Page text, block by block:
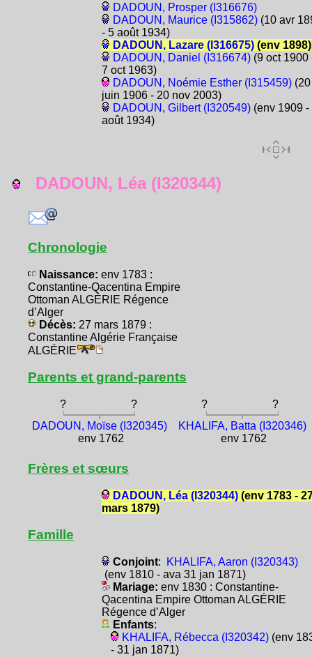
DADOUN, Prosper (I316676)
DADOUN, Maurice (I315862)(10 avr
- 5 août 1934)
DADOUN, Lazare (I316675)(env 1898)
DADOUN, Daniel (I316674)(9 oct 1900
7 oct 1963)
DADOUN, Noémie Esther (I315459)(20
juin 1906 - 20 nov 2003)
DADOUN, Gilbert (I320549)(env 1909 -
août 1934)
DADOUN, Léa (I320344)
Chronologie
Naissance: env 1783 :
Constantine-Qacentina Empire
Ottoman ALGÉRIE Régence
d’Alger
Décès: 27 mars 1879 :
Constantine Algérie Française
ALGÉRIE
Parents et grand-parents
? ? ?
?
DADOUN, Moïse (I320345)
env 1762
KHALIFA, Batta (I320346)
env 1762
Frères et sœurs
DADOUN, Léa (I320344)(env 1783 -
mars 1879)
Famille
Conjoint:
KHALIFA, Aaron (I320343)
(env 1810 - ava 31 jan 1871)
Mariage: env 1830 : Constantine-
Qacentina Empire Ottoman ALGÉRIE
Régence d’Alger
Enfants:
KHALIFA, Rébecca (I320342)(env
- 31 jan 1871)